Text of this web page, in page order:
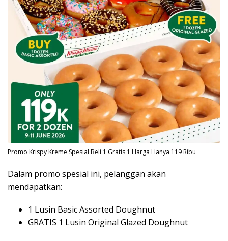
Promo Krispy Kreme Spesial Beli 1 Gratis 1 Harga Hanya 119 Ribu
Dalam promo spesial ini, pelanggan akan
mendapatkan:
1 Lusin Basic Assorted Doughnut
GRATIS 1 Lusin Original Glazed Doughnut